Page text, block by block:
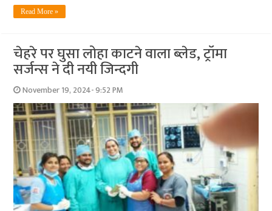
Read More »
चेहरे पर घुसा लोहा काटने वाला ब्लेड, ट्रॉमा
सर्जन्स ने दी नयी जिन्दगी
November 19, 2024- 9:52 PM